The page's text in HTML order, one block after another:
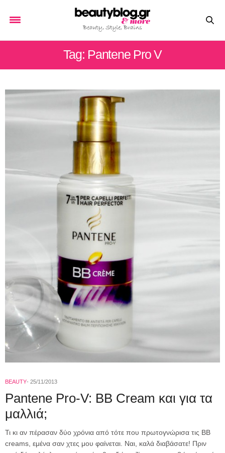
Tag: Pantene Pro V
BEAUTY 25/11/2013
Pantene Pro-V: BB Cream και για τα
μαλλιά;
Τι κι αν πέρασαν δύο χρόνια από τότε που πρωτογνώρισα τις ΒΒ
creams, εμένα σαν χτες μου φαίνεται. Ναι, καλά διαβάσατε! Πριν